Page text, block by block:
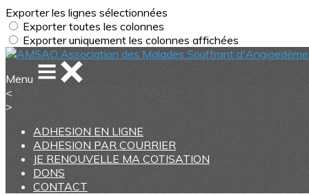
Exporter les lignes sélectionnées
Exporter toutes les colonnes
Exporter uniquement les colonnes affichées
Menu
<
>
ADHESION EN LIGNE
ADHESION PAR COURRIER
JE RENOUVELLE MA COTISATION
DONS
CONTACT